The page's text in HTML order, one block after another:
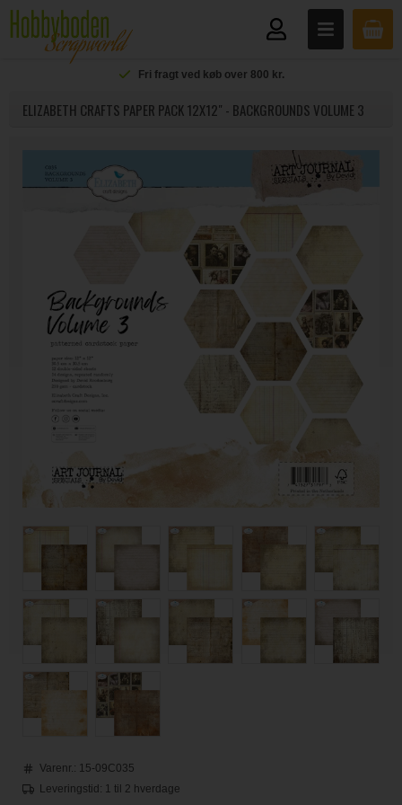
Fri fragt ved køb over 800 kr.
ELIZABETH CRAFTS PAPER PACK 12X12" - BACKGROUNDS VOLUME 3
Varenr.: 15-09C035
Leveringstid: 1 til 2 hverdage